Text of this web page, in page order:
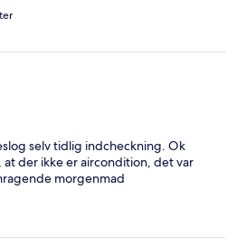
selv tidlig indcheckning. Ok
der ikke er aircondition, det var
morgenmad